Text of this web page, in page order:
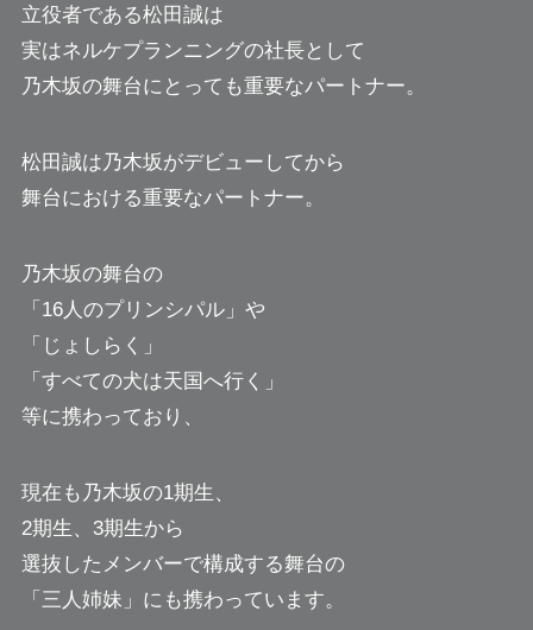
立役者である松田誠は
実はネルケプランニングの社長として
乃木坂の舞台にとっても重要なパートナー。
松田誠は乃木坂がデビューしてから
舞台における重要なパートナー。
乃木坂の舞台の
「16人のプリンシパル」や
「じょしらく」
「すべての犬は天国へ行く」
等に携わっており、
現在も乃木坂の1期生、
2期生、3期生から
選抜したメンバーで構成する舞台の
「三人姉妹」にも携わっています。